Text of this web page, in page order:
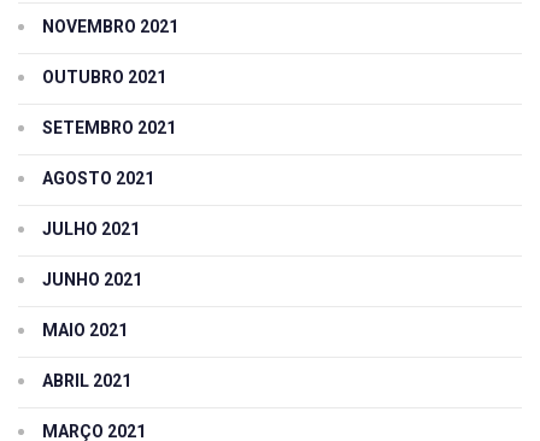
NOVEMBRO 2021
OUTUBRO 2021
SETEMBRO 2021
AGOSTO 2021
JULHO 2021
JUNHO 2021
MAIO 2021
ABRIL 2021
MARÇO 2021